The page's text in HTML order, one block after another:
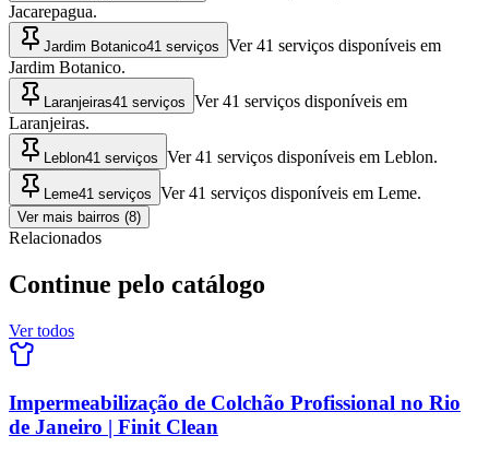
Jacarepagua.
Jardim Botanico41 serviços Ver 41 serviços disponíveis em
Jardim Botanico.
Laranjeiras41 serviços Ver 41 serviços disponíveis em
Laranjeiras.
Leblon41 serviços Ver 41 serviços disponíveis em Leblon.
Leme41 serviços Ver 41 serviços disponíveis em Leme.
Ver mais bairros (8)
Relacionados
Continue pelo catálogo
Ver todos
Impermeabilização de Colchão Profissional no Rio
de Janeiro | Finit Clean